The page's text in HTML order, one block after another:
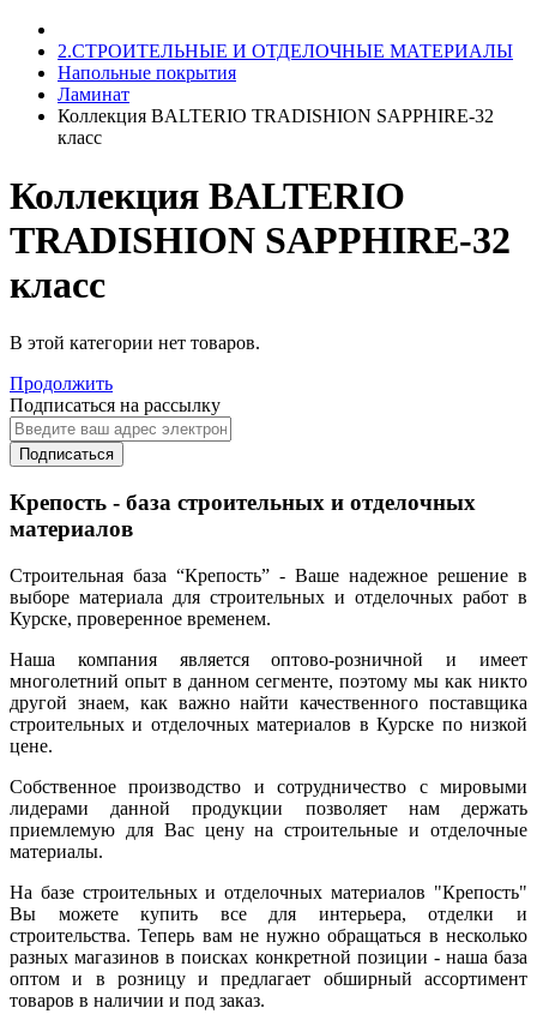
2.СТРОИТЕЛЬНЫЕ И ОТДЕЛОЧНЫЕ МАТЕРИАЛЫ
Напольные покрытия
Ламинат
Коллекция BALTERIO TRADISHION SAPPHIRE-32
класс
Коллекция BALTERIO
TRADISHION SAPPHIRE-32
класс
В этой категории нет товаров.
Продолжить
Подписаться на рассылку
Подписаться
Крепость - база строительных и отделочных
материалов
Строительная база “Крепость” - Ваше надежное решение в
выборе материала для строительных и отделочных работ в
Курске, проверенное временем.
Наша компания является оптово-розничной и имеет
многолетний опыт в данном сегменте, поэтому мы как никто
другой знаем, как важно найти качественного поставщика
строительных и отделочных материалов в Курске по низкой
цене.
Собственное производство и сотрудничество с мировыми
лидерами данной продукции позволяет нам держать
приемлемую для Вас цену на строительные и отделочные
материалы.
На базе строительных и отделочных материалов "Крепость"
Вы можете купить все для интерьера, отделки и
строительства. Теперь вам не нужно обращаться в несколько
разных магазинов в поисках конкретной позиции - наша база
оптом и в розницу и предлагает обширный ассортимент
товаров в наличии и под заказ.